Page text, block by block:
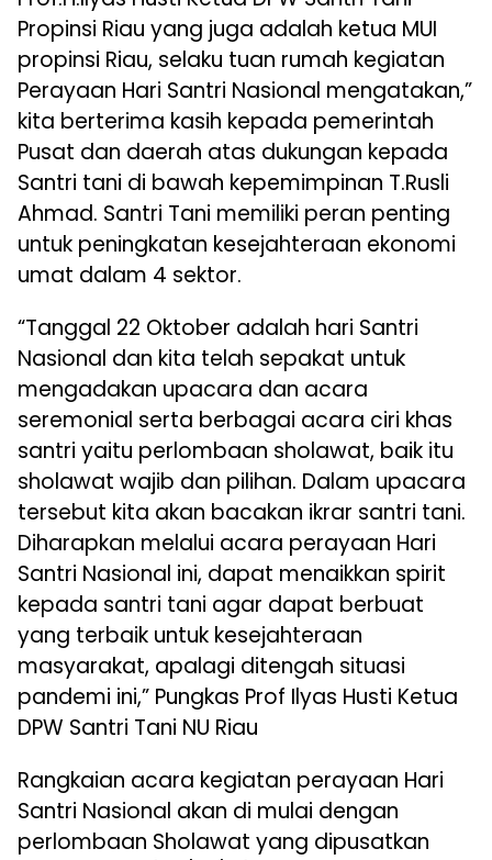
Propinsi Riau yang juga adalah ketua MUI
propinsi Riau, selaku tuan rumah kegiatan
Perayaan Hari Santri Nasional mengatakan,”
kita berterima kasih kepada pemerintah
Pusat dan daerah atas dukungan kepada
Santri tani di bawah kepemimpinan T.Rusli
Ahmad. Santri Tani memiliki peran penting
untuk peningkatan kesejahteraan ekonomi
umat dalam 4 sektor.
“Tanggal 22 Oktober adalah hari Santri
Nasional dan kita telah sepakat untuk
mengadakan upacara dan acara
seremonial serta berbagai acara ciri khas
santri yaitu perlombaan sholawat, baik itu
sholawat wajib dan pilihan. Dalam upacara
tersebut kita akan bacakan ikrar santri tani.
Diharapkan melalui acara perayaan Hari
Santri Nasional ini, dapat menaikkan spirit
kepada santri tani agar dapat berbuat
yang terbaik untuk kesejahteraan
masyarakat, apalagi ditengah situasi
pandemi ini,” Pungkas Prof Ilyas Husti Ketua
DPW Santri Tani NU Riau
Rangkaian acara kegiatan perayaan Hari
Santri Nasional akan di mulai dengan
perlombaan Sholawat yang dipusatkan